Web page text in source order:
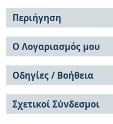
Περιήγηση
Σε όλο το DSpace
Κοινότητες & Συλλογές
Ανά Ημερομηνία
Έκδοσης
Συγγραφείς
Τίτλοι
Θέματα
Ο Λογαριασμός μου
Σύνδεση
Εγγραφή
Οδηγίες / Βοήθεια
Οδηγίες Υποβολής
Οδηγίες Χρήσης ΙΑ
Συχνές Ερωτήσεις
Σχετικοί Σύνδεσμοι